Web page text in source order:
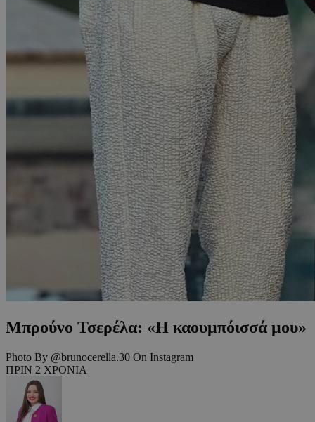
Μπρούνο Τσερέλα: «Η καουμπόισσά μου»
Photo By @brunocerella.30 On Instagram
ΠΡΙΝ 2 ΧΡΟΝΙΑ